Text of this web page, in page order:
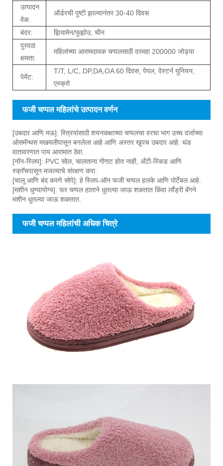
उत्पादन
वेळ:
ऑर्डरची पुष्टी झाल्यानंतर 30-40 दिवस
बंदर:
झियामेन/फुझोउ, चीन
पुरवठा
क्षमता:
महिलांच्या आरामदायक चप्पलसाठी दरमहा 200000 जोड्या
पेमेंट:
T/T, L/C, DP,DA,OA 60 दिवस, पेपल, वेस्टर्न युनियन,
एस्क्रो
फजी चप्पल महिलांचे उत्पादन वर्णन
[उबदार आणि मऊ]: स्त्रियांसाठी शयनकक्षाच्या चप्पलचा वरचा भाग उच्च दर्जाच्या
ओसमॅन्थस मखमलीपासून बनलेला आहे आणि अस्तर खूपच उबदार आहे. थंड
वातावरणात पाय आरामात ठेवा.
[नॉन-स्लिप]: PVC सोल, चालताना गोंगाट होत नाही, अँटी-स्किड आणि
स्क्रॅचपासून मजल्याचे संरक्षण करा.
[चालू आणि बंद करणे सोपे]: हे स्लिप-ऑन फजी चप्पल हलके आणि पोर्टेबल आहे.
[मशीन धुण्यायोग्य]: फर चप्पल हाताने धुतल्या जाऊ शकतात किंवा लाँड्री बॅगने
मशीन धुतल्या जाऊ शकतात.
फजी चप्पल महिलांची अधिक चित्रे